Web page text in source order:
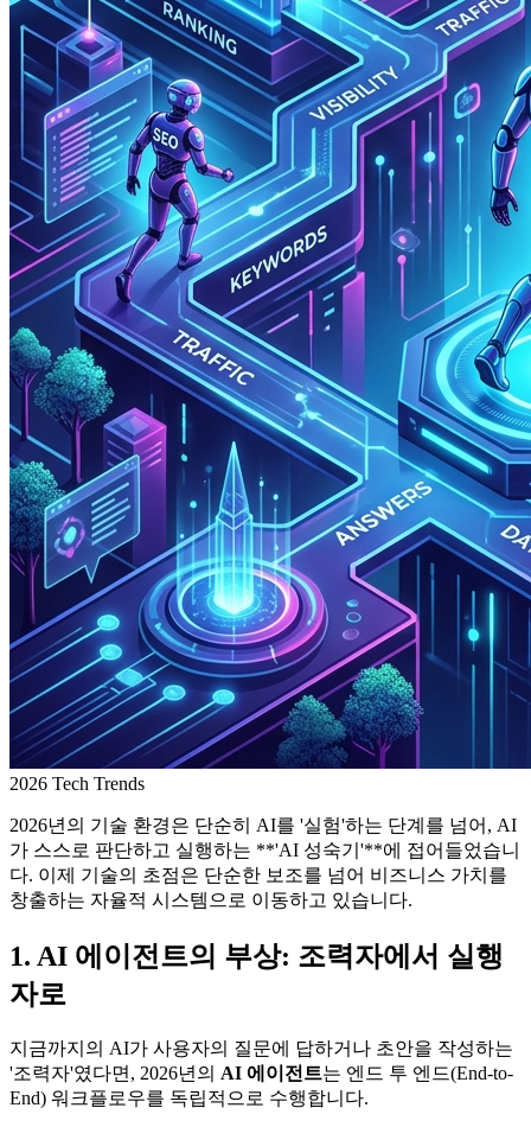
2026 Tech Trends
2026년의 기술 환경은 단순히 AI를 '실험'하는 단계를 넘어, AI
가 스스로 판단하고 실행하는 **'AI 성숙기'**에 접어들었습니
다. 이제 기술의 초점은 단순한 보조를 넘어 비즈니스 가치를
창출하는 자율적 시스템으로 이동하고 있습니다.
1. AI 에이전트의 부상: 조력자에서 실행
자로
지금까지의 AI가 사용자의 질문에 답하거나 초안을 작성하는
'조력자'였다면, 2026년의 AI 에이전트는 엔드 투 엔드(End-to-
End) 워크플로우를 독립적으로 수행합니다.